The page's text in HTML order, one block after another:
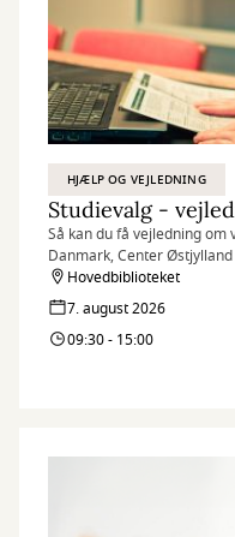
HJÆLP OG VEJLEDNING
Studievalg -
Så kan du få vejledning om
Danmark, Center
Hovedbiblioteket
7. august 2026
09:30 - 15:00